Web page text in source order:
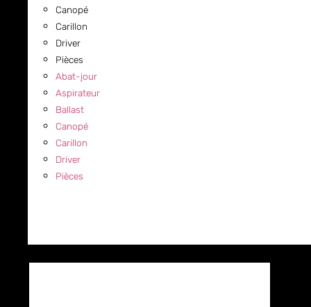
Canopé
Carillon
Driver
Pièces
Abat-jour
Aspirateur
Ballast
Canopé
Carillon
Driver
Pièces